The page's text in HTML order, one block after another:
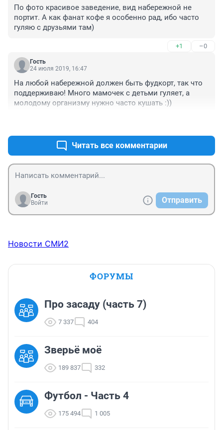
По фото красивое заведение, вид набережной не
портит. А как фанат кофе я особенно рад, ибо часто
гуляю с друзьями там)
+1 –0
Гость
24 июля 2019, 16:47
На любой набережной должен быть фудкорт, так что
поддерживаю! Много мамочек с детьми гуляет, а
молодому организму нужно часто кушать :))
Читать все комментарии
Гость
Войти
Отправить
Новости СМИ2
ФОРУМЫ
Про засаду (часть 7)
7 337 404
Зверьё моё
189 837 332
Футбол - Часть 4
175 494 1 005